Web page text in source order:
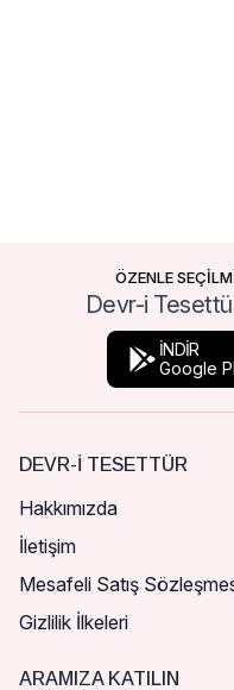
ÖZENLE
Devr-i
İNDİR
Google
DEVR-I TESETTÜR
Hakkımızda
İletişim
Mesafeli Satış
Gizlilik İlkeleri
ARAMIZA KATILIN